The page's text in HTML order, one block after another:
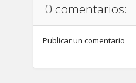
0 comentarios:
Publicar un comentario